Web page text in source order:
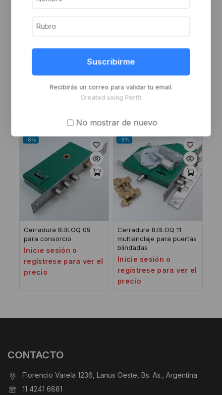
Cerradura 8.BLOQ 06
para puertas de cristal
templado
Cerradura 8.BLOQ 15 con
cilindro europerfil
Inicie sesión o
regístrese para ver el
-8%
Cerradura 8.BLOQ 09
para consorcio
Inicie sesión o
regístrese para ver el
precio
-8%
Cerradura 8.BLOQ 11
multianclaje para puertas
blindadas
Inicie sesión o
regístrese para ver el
precio
CONTACTO
Florencio Varela 1236, Lanus Oeste, Bs. As., Argentina
11 4241 6881
Suscribirme
Recibirás un correo para validar tu email.
Created using Perfit
No mostrar de nuevo